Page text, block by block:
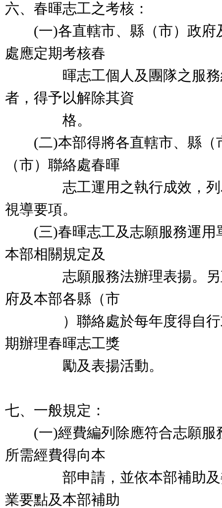
六、春暉志工之考核：
(一)各直轄市、縣（市）政府
處應定期考核春
暉志工個人及團隊之服務
者，得予以解除其資
格。
(二)本部得將各直轄市、縣（
（市）聯絡處春暉
志工運用之執行成效，列為
視導要項。
(三)春暉志工及志願服務運用
本部相關規定及
志願服務法辦理表揚。另直
府及本部各縣（市
）聯絡處於每年度得自行或
期辦理春暉志工獎
勵及表揚活動。
七、一般規定：
(一)經費編列除應符合志願服
所需經費得向本
部申請，並依本部補助及委
業要點及本部補助